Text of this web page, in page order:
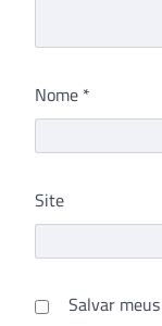
Nome *
Site
Salvar